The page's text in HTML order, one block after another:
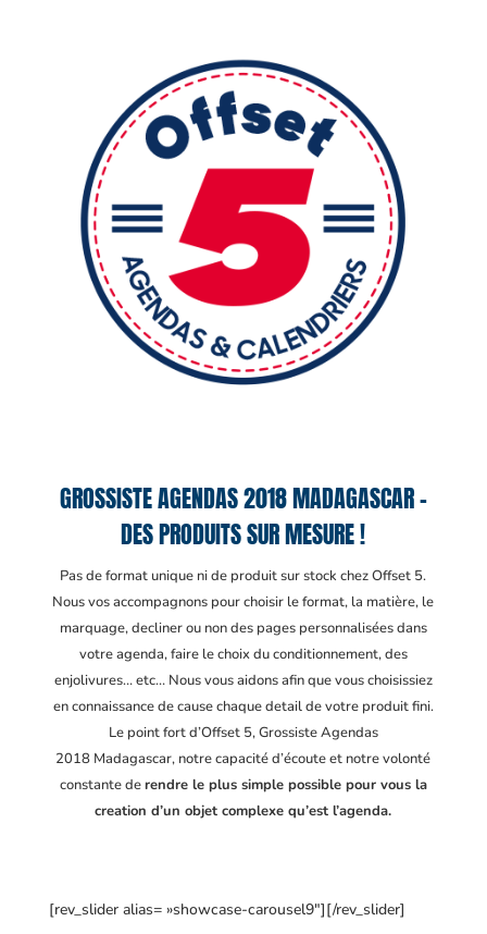
GROSSISTE AGENDAS 2018 MADAGASCAR –
DES PRODUITS SUR MESURE !
Pas de format unique ni de produit sur stock chez Offset 5.
Nous vos accompagnons pour choisir le format, la matière, le
marquage, decliner ou non des pages personnalisées dans
votre agenda, faire le choix du conditionnement, des
enjolivures… etc… Nous vous aidons afin que vous choisissiez
en connaissance de cause chaque detail de votre produit fini.
Le point fort d’Offset 5, Grossiste Agendas
2018 Madagascar, notre capacité d’écoute et notre volonté
constante derendre le plus simple possible pour vous la
creation d’un objet complexe qu’est l’agenda.
[rev_slider alias= »showcase-carousel9″][/rev_slider]